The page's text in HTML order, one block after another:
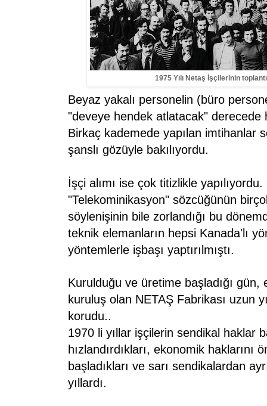
1975 Yılı Netaş İşçilerinin
Beyaz yakalı personelin (büro
"deveye hendek atlatacak" derecede
Birkaç kademede yapılan imtihanlar
şanslı gözüyle bakılıyordu.
İşçi alımı ise çok titizlikle yapılıyordu.
"Telekominikasyon" sözcüğünün
söylenişinin bile zorlandığı bu
teknik elemanların hepsi Kanada'lı
yöntemlerle işbaşı yaptırılmıştı.
Kurulduğu ve üretime başladığı
kuruluş olan NETAŞ Fabrikası uzun
korudu..
1970 li yıllar işçilerin sendikal haklar
hızlandırdıkları, ekonomik haklarını
başladıkları ve sarı sendikalardan
yıllardı.